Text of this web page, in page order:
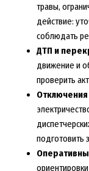
травы,
действие:
соблюдать
ДТП и
движение и
проверить
подготовить